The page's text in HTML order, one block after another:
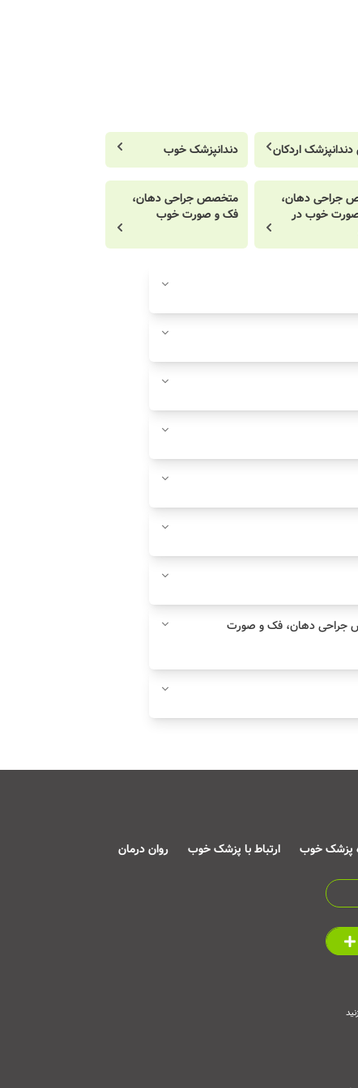
دندانپزشک اردکان دندانپزشک خوب
جراحی دهان،
خوب در
متخصص جراحی دهان،
فک و صورت خوب
جراحی دهان، فک و صورت
پزشک خوب ارتباط با پزشک خوب روان درمان